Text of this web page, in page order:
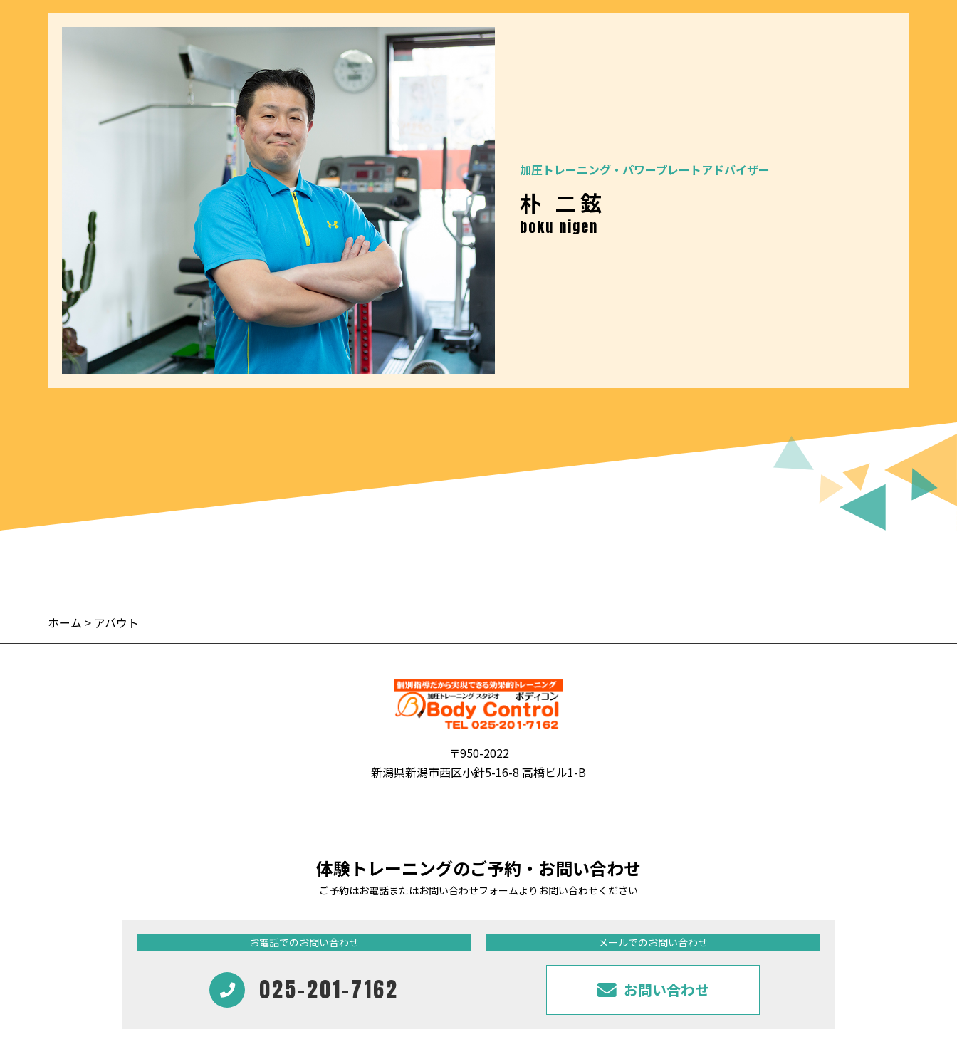
加圧トレーニング・パワープレートアドバイザー
朴 二鉉
boku nigen
ホーム > アバウト
〒950-2022
新潟県新潟市西区小針5-16-8 高橋ビル1-B
体験トレーニングのご予約・お問い合わせ
ご予約はお電話またはお問い合わせフォームより お問い合わせください
お電話でのお問い合わせ
025-201-7162
メールでのお問い合わせ
お問い合わせ